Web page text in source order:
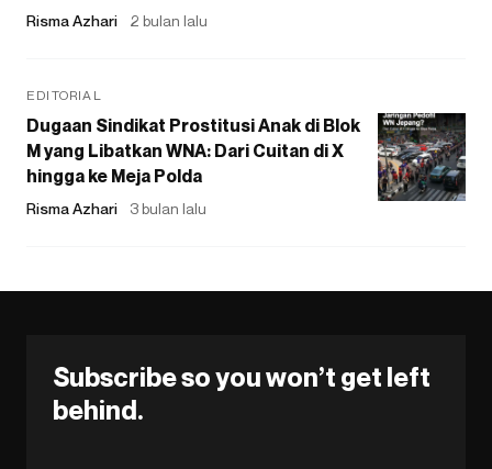
Risma Azhari 2 bulan lalu
EDITORIAL
Dugaan Sindikat Prostitusi Anak di Blok
M yang Libatkan WNA: Dari Cuitan di X
hingga ke Meja Polda
Risma Azhari 3 bulan lalu
Subscribe so you won’t get left
behind.